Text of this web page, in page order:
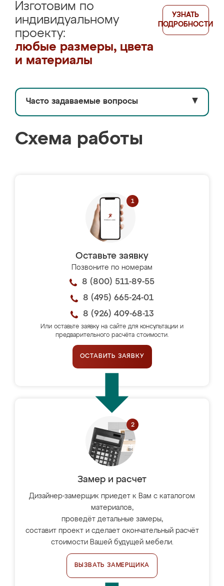
Изготовим по
индивидуальному
проекту:
любые размеры, цвета
и материалы
УЗНАТЬ
ПОДРОБНОСТИ
Часто задаваемые вопросы ▼
Схема работы
Оставьте заявку
Позвоните по номерам
8 (800) 511-89-55
8 (495) 665-24-01
8 (926) 409-68-13
Или оставьте заявку на сайте для консультации и
предварительного расчёта стоимости.
ОСТАВИТЬ ЗАЯВКУ
Замер и расчет
Дизайнер-замерщик приедет к Вам с каталогом
материалов,
проведёт детальные замеры,
составит проект и сделает окончательный расчёт
стоимости Вашей будущей мебели.
ВЫЗВАТЬ ЗАМЕРЩИКА